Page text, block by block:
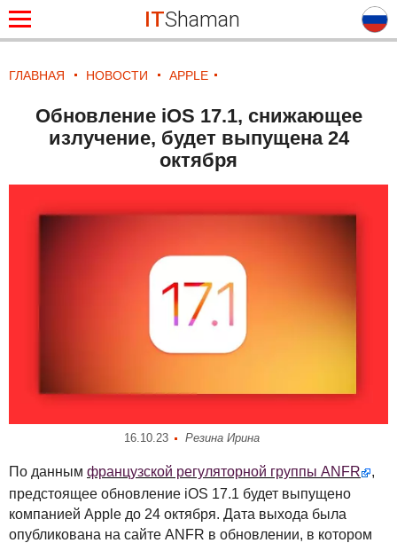
ITShaman
ГЛАВНАЯ НОВОСТИ APPLE
Обновление iOS 17.1, снижающее
излучение, будет выпущена 24
октября
16.10.23 Резина Ирина
По данным французской регуляторной группы ANFR
,
предстоящее обновление iOS 17.1 будет выпущено
компанией Apple до 24 октября. Дата выхода была
опубликована на сайте ANFR в обновлении, в котором